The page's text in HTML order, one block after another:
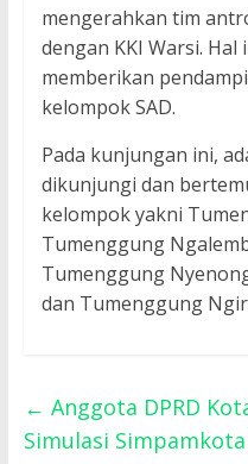
mengerahkan tim
dengan KKI Warsi.
memberikan
kelompok SAD.
Pada kunjungan ini,
dikunjungi dan
kelompok yakni
Tumenggung
Tumenggung
dan Tumenggung
← Anggota DPRD
Simulasi